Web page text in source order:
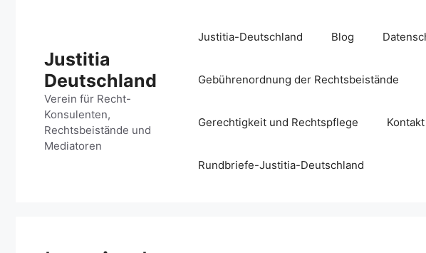
Justitia
Deutschland
Verein für Recht-
Konsulenten,
Rechtsbeistände und
Mediatoren
Justitia-Deutschland Blog
Gebührenordnung der Rechtsbeistände
Gerechtigkeit und Rechtspflege Kontakt
Rundbriefe-Justitia-Deutschland